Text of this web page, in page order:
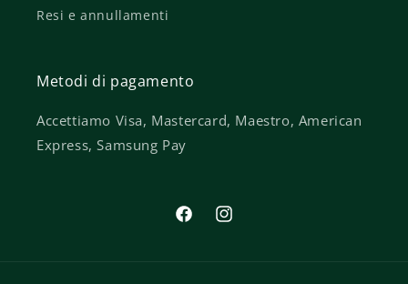
Resi e annullamenti
Metodi di pagamento
Accettiamo Visa, Mastercard, Maestro, American
Express, Samsung Pay
FacebookInstagram